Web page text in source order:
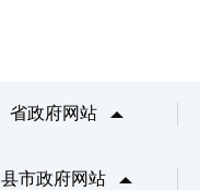
省政府网站
县市政府网站